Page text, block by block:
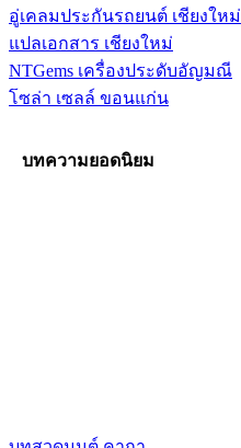
อู่เคลมประกันรถยนต์ เชียงใหม่
แปลเอกสาร เชียงใหม่
NTGems เครื่องประดับอัญมณี
โซล่า เซลล์ ขอนแก่น
บทความยอดนิยม